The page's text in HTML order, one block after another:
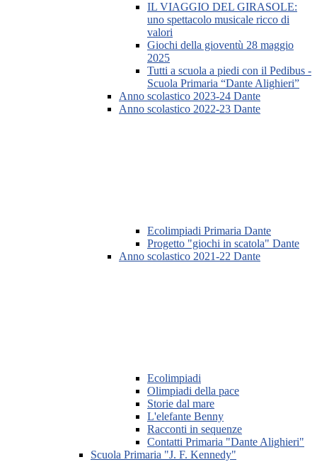
IL VIAGGIO DEL GIRASOLE:
uno spettacolo musicale ricco di
valori
Giochi della gioventù 28 maggio
2025
Tutti a scuola a piedi con il Pedibus -
Scuola Primaria “Dante Alighieri”
Anno scolastico 2023-24 Dante
Anno scolastico 2022-23 Dante
Ecolimpiadi Primaria Dante
Progetto "giochi in scatola" Dante
Anno scolastico 2021-22 Dante
Ecolimpiadi
Olimpiadi della pace
Storie dal mare
L'elefante Benny
Racconti in sequenze
Contatti Primaria "Dante Alighieri"
Scuola Primaria "J. F. Kennedy"